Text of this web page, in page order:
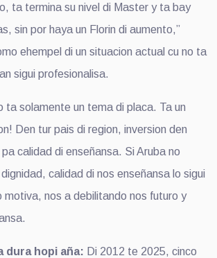
ta termina su nivel di Master y ta bay
sin por haya un Florin di aumento,”
ehempel di un situacion actual cu no ta
sigui profesionalisa.
ta solamente un tema di placa. Ta un
Den tur pais di region, inversion den
calidad di enseñansa. Si Aruba no
calidad di nos enseñansa lo sigui
motiva, nos a debilitando nos futuro y
dura hopi aña: Di 2012 te 2025, cinco